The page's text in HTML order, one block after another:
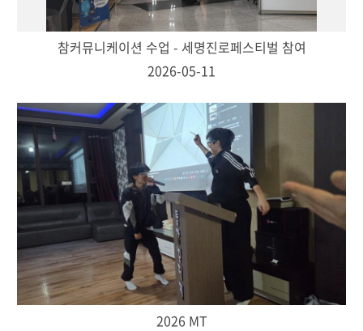
참커뮤니케이션 수업 - 세명진로페스티벌 참여
2026-05-11
2026 MT